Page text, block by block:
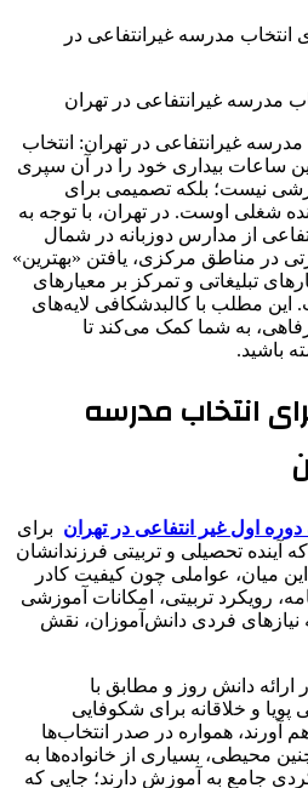
غیرانتفاعی در تهران: انتخاب
ساعات بیداری خود را در آن سپری
نیست؛ بلکه تصمیمی برای
شغلی اوست. در تهران، با توجه به
از مدارس دوزبانه در شمال
در مناطق مرکزی، یافتن «بهترین»
تبلیغاتی و تمرکز بر معیارهای
مطلب با کالبدشکافی لایه‌های
به شما کمک می‌کند تا
باشید.
انتخاب مدرسه
اول غیر انتفاعی در تهران برای
آینده تحصیلی و تربیتی فرزندانشان
میان، عواملی چون کیفیت کادر
رویکرد تربیتی، امکانات آموزشی
نیازهای فردی دانش‌آموزان، نقش
ارائه دانش روز و مطابق با
پویا و خلاقانه برای شکوفایی
آورند، همواره در صدر انتخاب‌ها
محیطی، بسیاری از خانواده‌ها به
جامع به آموزش دارند؛ جایی که